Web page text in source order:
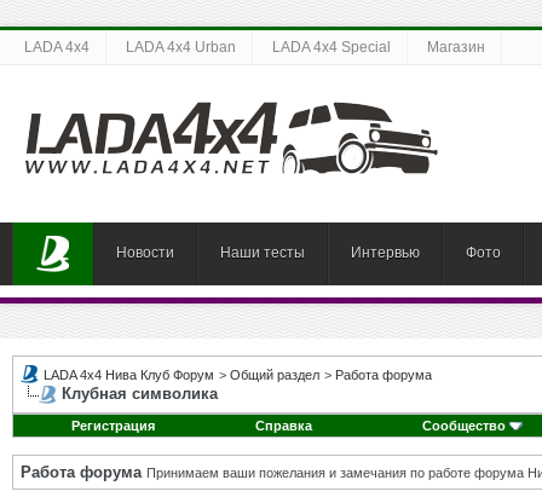
LADA 4x4 LADA 4x4 Urban LADA 4x4 Special Магазин
Новости Наши тесты Интервью Фото
LADA 4x4 Нива Клуб Форум > Общий раздел > Работа форума
Клубная символика
Регистрация Справка Сообщество
Работа форума Принимаем ваши пожелания и замечания по работе форума